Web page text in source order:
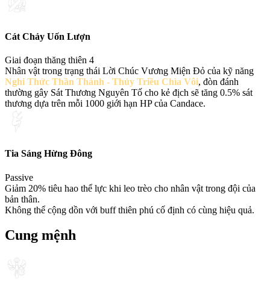
Cát Chảy Uốn Lượn
Giai đoạn thăng thiên 4
Nhân vật trong trạng thái Lời Chúc Vương Miện Đỏ của kỹ năng
Nghi Thức Thần Thánh - Thủy Triều Chìa Vôi, đòn đánh
thường gây Sát Thương Nguyên Tố cho kẻ địch sẽ tăng 0.5% sát
thương dựa trên mỗi 1000 giới hạn HP của Candace.
Tia Sáng Hừng Đông
Passive
Giảm 20% tiêu hao thể lực khi leo trèo cho nhân vật trong đội của
bản thân.
Không thể cộng dồn với buff thiên phú cố định có cùng hiệu quả.
Cung mệnh